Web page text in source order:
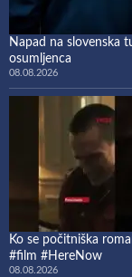
Napad na slovenska
osumljenca
08.08.2026
Ko se počitniška
#film #HereNow
08.08.2026